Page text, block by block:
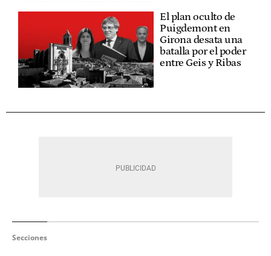
El plan oculto de
Puigdemont en
Girona desata una
batalla por el poder
entre Geis y Ribas
Secciones